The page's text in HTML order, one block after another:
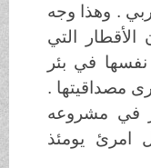
. وهذا وجه
التي
في بئر
.
مشروعه
يومئذ